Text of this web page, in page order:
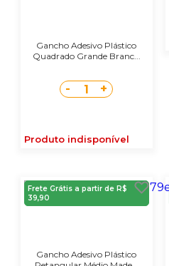
Gancho Adesivo Plástico
Quadrado Grande Branc...
- 1 +
Produto indisponível
Frete Grátis a partir de R$
39,90
Gancho Adesivo Plástico